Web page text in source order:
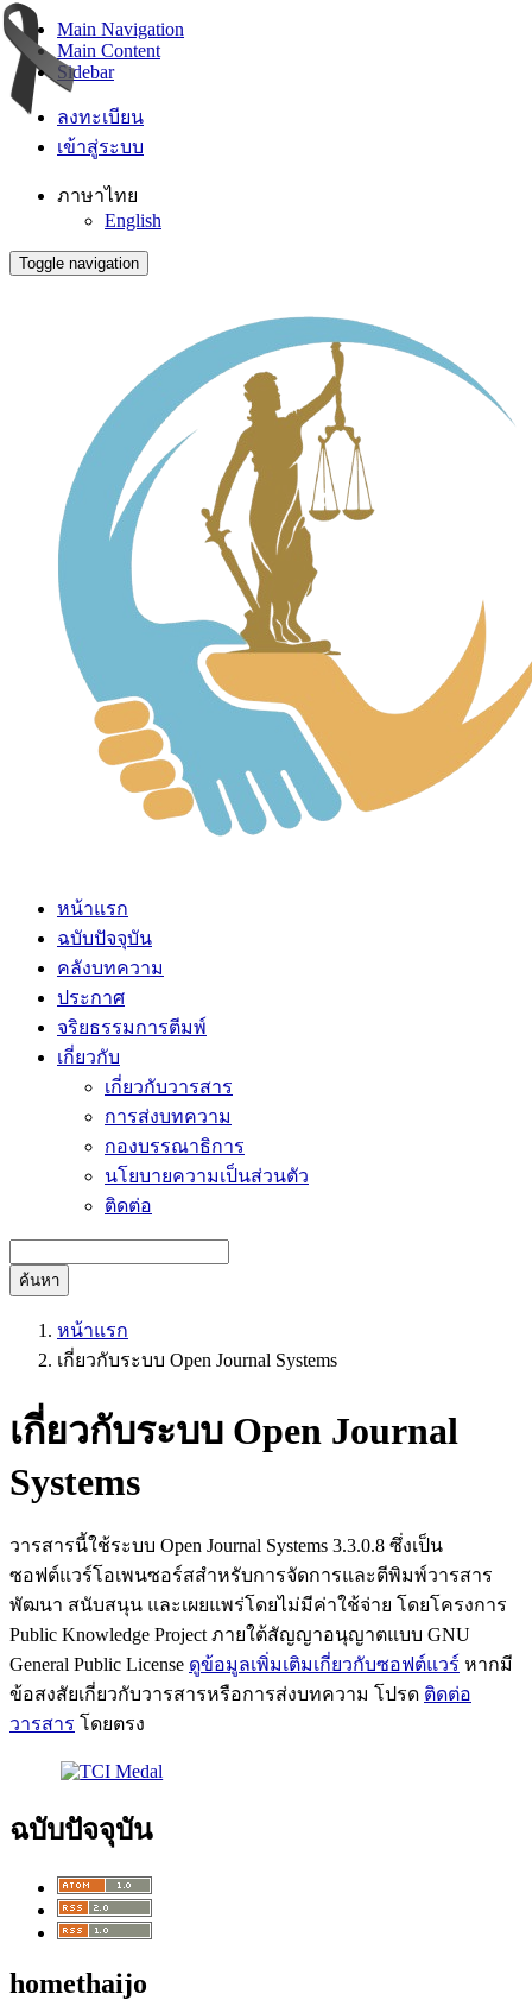
Main Navigation
Main Content
Sidebar
ลงทะเบียน
เข้าสู่ระบบ
ภาษาไทย
English
Toggle navigation
หน้าแรก
ฉบับปัจจุบัน
คลังบทความ
ประกาศ
จริยธรรมการตีมพ์
เกี่ยวกับ
เกี่ยวกับวารสาร
การส่งบทความ
กองบรรณาธิการ
นโยบายความเป็นส่วนตัว
ติดต่อ
ค้นหา
หน้าแรก
เกี่ยวกับระบบ Open Journal Systems
เกี่ยวกับระบบ Open Journal
Systems
วารสารนี้ใช้ระบบ Open Journal Systems 3.3.0.8 ซึ่งเป็น
ซอฟต์แวร์โอเพนซอร์สสำหรับการจัดการและตีพิมพ์วารสาร
พัฒนา สนับสนุน และเผยแพร่โดยไม่มีค่าใช้จ่าย โดยโครงการ
Public Knowledge Project ภายใต้สัญญาอนุญาตแบบ GNU
General Public License ดูข้อมูลเพิ่มเติมเกี่ยวกับซอฟต์แวร์ หากมี
ข้อสงสัยเกี่ยวกับวารสารหรือการส่งบทความ โปรด ติดต่อ
วารสาร โดยตรง
ฉบับปัจจุบัน
homethaijo